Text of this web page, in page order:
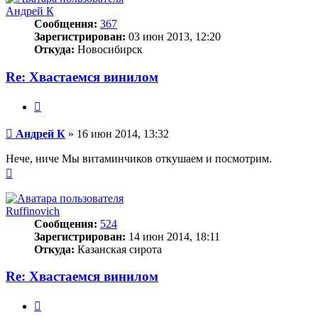
Андрей К
Сообщения: 367
Зарегистрирован: 03 июн 2013, 12:20
Откуда: Новосибирск
Re: Хвастаемся винилом
Сообщение
Андрей К » 16 июн 2014, 13:32
Нече, ниче Мы витаминчиков откушаем и посмотрим.
началу
Ruffinovich
Сообщения: 524
Зарегистрирован: 14 июн 2014, 18:11
Откуда: Казанская сирота
Re: Хвастаемся винилом